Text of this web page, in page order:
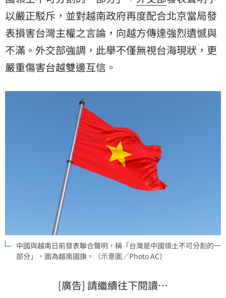
以嚴正駁斥，並對越南政府再度配合北京當局發
表損害台灣主權之言論，向越方傳達強烈遺憾與
不滿。外交部強調，此舉不僅無視台海現狀，更
嚴重傷害台越雙邊互信。
中國與越南日前發表聯合聲明，稱「台灣是中國領土不可分割的一
部分」。圖為越南國旗。（示意圖／Photo AC）
[廣告] 請繼續往下閱讀…